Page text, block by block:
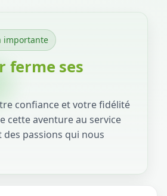
importante
ferme ses
confiance et votre fidélité
cette aventure au service
des passions qui nous